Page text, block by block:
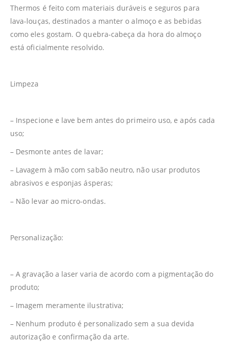
Thermos é feito com materiais duráveis e seguros para
lava-louças, destinados a manter o almoço e as bebidas
como eles gostam. O quebra-cabeça da hora do almoço
está oficialmente resolvido.
Limpeza
– Inspecione e lave bem antes do primeiro uso, e após cada
uso;
– Desmonte antes de lavar;
– Lavagem à mão com sabão neutro, não usar produtos
abrasivos e esponjas ásperas;
– Não levar ao micro-ondas.
Personalização:
– A gravação a laser varia de acordo com a pigmentação do
produto;
– Imagem meramente ilustrativa;
– Nenhum produto é personalizado sem a sua devida
autorização e confirmação da arte.